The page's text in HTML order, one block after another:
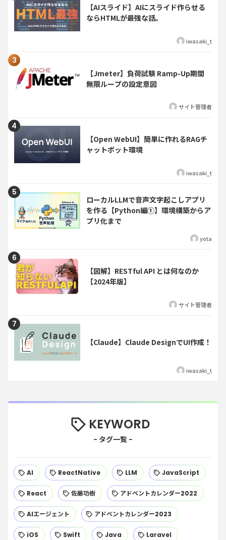
【AIスライド】AIにスライド作らせる
ならHTMLが最強な話。
iwasaki_t
【Jmeter】負荷試験 Ramp-Up期間
無限ループの設定意図
サイト管理者
【Open WebUI】簡単に作れるRAGチ
ャットボット環境
iwasaki_t
ローカルLLMで音声文字起こしアプリ
を作る【Python編①】環境構築からア
プリ化まで
yota
【図解】RESTful API とは何なのか
【2024年版】
サイト管理者
【Claude】Claude DesignでUI作成！
iwasaki_t
KEYWORD
AI ReactNative LLM JavaScript
React 佐藤功樹 アドベントカレンダー2022
AIエージェント アドベントカレンダー2023
iOS Swift Java Laravel